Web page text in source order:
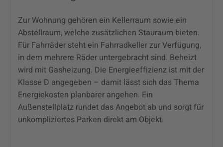
Zur Wohnung gehören ein Kellerraum sowie ein
Abstellraum, welche zusätzlichen Stauraum bieten.
Für Fahrräder steht ein Fahrradkeller zur Verfügung,
in dem mehrere Räder untergebracht sind. Beheizt
wird mit Gasheizung. Die Energieeffizienz ist mit der
Klasse D angegeben – damit lässt sich das Thema
Energiekosten planbarer angehen. Ein
Außenstellplatz rundet das Angebot ab und sorgt für
unkompliziertes Parken direkt am Objekt.